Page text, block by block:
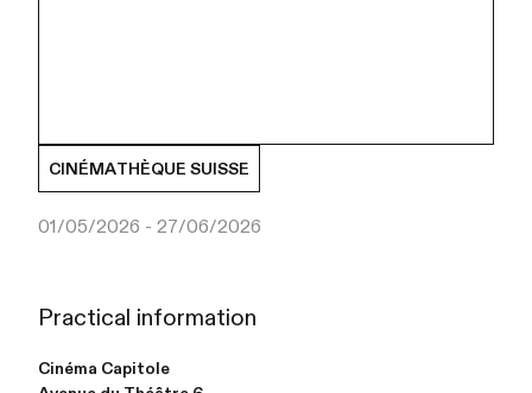
CINÉMATHÈQUE SUISSE
01/05/2026 - 27/06/2026
Practical information
Cinéma Capitole